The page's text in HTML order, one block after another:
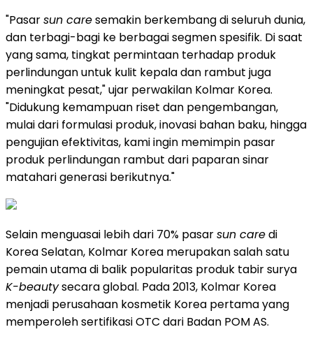
"Pasarsun caresemakin berkembang di seluruh dunia,
dan terbagi-bagi ke berbagai segmen spesifik. Di saat
yang sama, tingkat permintaan terhadap produk
perlindungan untuk kulit kepala dan rambut juga
meningkat pesat," ujar perwakilan Kolmar Korea.
"Didukung kemampuan riset dan pengembangan,
mulai dari formulasi produk, inovasi bahan baku, hingga
pengujian efektivitas, kami ingin memimpin pasar
produk perlindungan rambut dari paparan sinar
matahari generasi berikutnya."
Selain menguasai lebih dari 70% pasarsun caredi
Korea Selatan, Kolmar Korea merupakan salah satu
pemain utama di balik popularitas produk tabir surya
K-beautysecara global. Pada 2013, Kolmar Korea
menjadi perusahaan kosmetik Korea pertama yang
memperoleh sertifikasi OTC dari Badan POM AS.